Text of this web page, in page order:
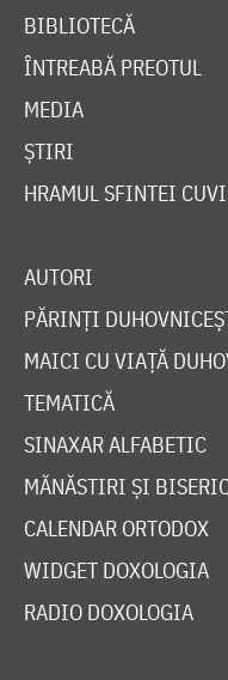
BIBLIOTECĂ
ÎNTREABĂ PREOTUL
MEDIA
ȘTIRI
HRAMUL SFINTEI
AUTORI
PĂRINȚI
MAICI CU VIAȚĂ
TEMATICĂ
SINAXAR ALFABETIC
MĂNĂSTIRI ȘI
CALENDAR ORTODOX
WIDGET DOXOLOGIA
RADIO DOXOLOGIA